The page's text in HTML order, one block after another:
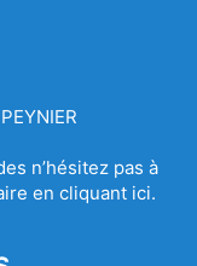
n’hésitez pas à
en cliquant ici.